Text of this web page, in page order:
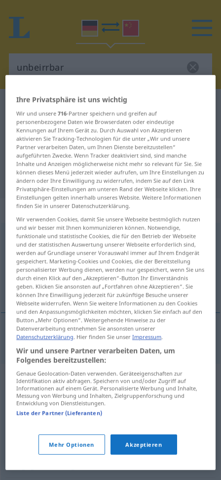
Deutsch-Chinesisch Wörterbuch
Deutsch-Chinesisch Übersetzung
für "unbeirrbar"
"unbeirrbar" Chinesisch
Übersetzung
„unbeirrbar“: Adjektiv
unbeirrbaradj
Übersicht aller Übersetzungen
(Für mehr Details die Übersetzung anklicken/antippen)
毫不动摇
毫不动摇[háobù dòngyáo] unbeirrbar
Synonyme für "unbeirrbar"
konsequent,beharrlich,unbeirrt
kompromisslos
Ihre Privatsphäre ist uns wichtig
Wir und unsere716-Partner speichern und greifen auf
personenbezogene Daten wie Browserdaten oder eindeutige
Kennungen auf Ihrem Gerät zu. Durch Auswahl von Akzeptieren
aktivieren Sie Tracking-Technologien für die unter „Wir und unsere
Partner verarbeiten Daten, um Ihnen Dienste bereitzustellen“
aufgeführten Zwecke. Wenn Tracker deaktiviert sind, sind manche
Inhalte und Anzeigen möglicherweise nicht mehr so relevant für Sie. Sie
können dieses Menü jederzeit wieder aufrufen, um Ihre Einstellungen zu
ändern oder Ihre Einwilligung zu widerrufen, indem Sie auf den Link
Privatsphäre-Einstellungen am unteren Rand der Webseite klicken. Ihre
Einstellungen gelten innerhalb unseres Website. Weitere Informationen
finden Sie in unserer Datenschutzerklärung.
Wir verwenden Cookies, damit Sie unsere Webseite bestmöglich nutzen
und wir besser mit Ihnen kommunizieren können. Notwendige,
funktionale und statistische Cookies, die für den Betrieb der Webseite
und der statistischen Auswertung unserer Webseite erforderlich sind,
werden auf Grundlage unserer Vorauswahl immer auf Ihrem Endgerät
gespeichert. Marketing-Cookies und Cookies, die der Bereitstellung
personalisierter Werbung dienen, werden nur gespeichert, wenn Sie uns
durch einen Klick auf den „Akzeptieren“-Button Ihr Einverständnis
geben. Klicken Sie ansonsten auf „Fortfahren ohne Akzeptieren“. Sie
können Ihre Einwilligung jederzeit für zukünftige Besuche unserer
Webseite widerrufen. Wenn Sie weitere Informationen zu den Cookies
und den Anpassungsmöglichkeiten möchten, klicken Sie einfach auf den
Button „Mehr Optionen“. Weitergehende Hinweise zu der
Datenverarbeitung entnehmen Sie ansonsten unserer
Datenschutzerklärung. Hier finden Sie unserImpressum.
Wir und unsere Partner verarbeiten Daten, um
Folgendes bereitzustellen:
Genaue Geolocation-Daten verwenden. Geräteeigenschaften zur
Identifikation aktiv abfragen. Speichern von und/oder Zugriff auf
Informationen auf einem Gerät. Personalisierte Werbung und Inhalte,
Messung von Werbung und Inhalten, Zielgruppenforschung und
Entwicklung von Dienstleistungen.
Liste der Partner (Lieferanten)
Mehr Optionen Akzeptieren